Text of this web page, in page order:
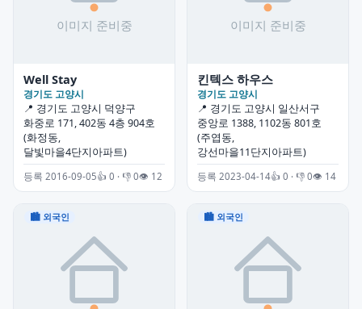
Well Stay
경기도 고양시
📍 경기도 고양시 덕양구
화중로 171, 402동 4층 904호
(화정동,
달빛마을4단지아파트)
등록 2016-09-05👍 0 · 👎 0👁 12
킨텍스 하우스
경기도 고양시
📍 경기도 고양시 일산서구
중앙로 1388, 1102동 801호
(주엽동,
강선마을11단지아파트)
등록 2023-04-14👍 0 · 👎 0👁 14
🏙 외국인 🏙 외국인